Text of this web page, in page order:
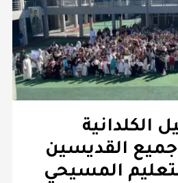
الكلدانية
القديسين
المسيحي